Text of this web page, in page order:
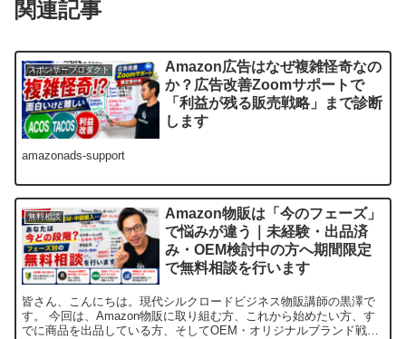
関連記事
スポンサープロダクト
Amazon広告はなぜ複雑怪奇なの
か？広告改善Zoomサポートで
「利益が残る販売戦略」まで診断
します
amazonads-support
無料相談
Amazon物販は「今のフェーズ」
で悩みが違う｜未経験・出品済
み・OEM検討中の方へ期間限定
で無料相談を行います
皆さん、こんにちは。現代シルクロードビジネス物販講師の黒澤で
す。 今回は、Amazon物販に取り組む方、これから始めたい方、す
でに商品を出品している方、そしてOEM・オリジナルブランド戦略